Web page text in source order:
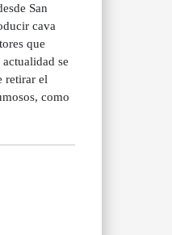
San
cava
que
se
retirar el
como